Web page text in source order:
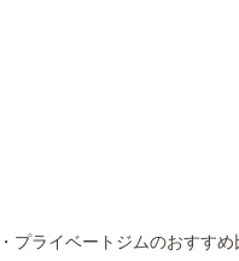
プライベートジムのおすす